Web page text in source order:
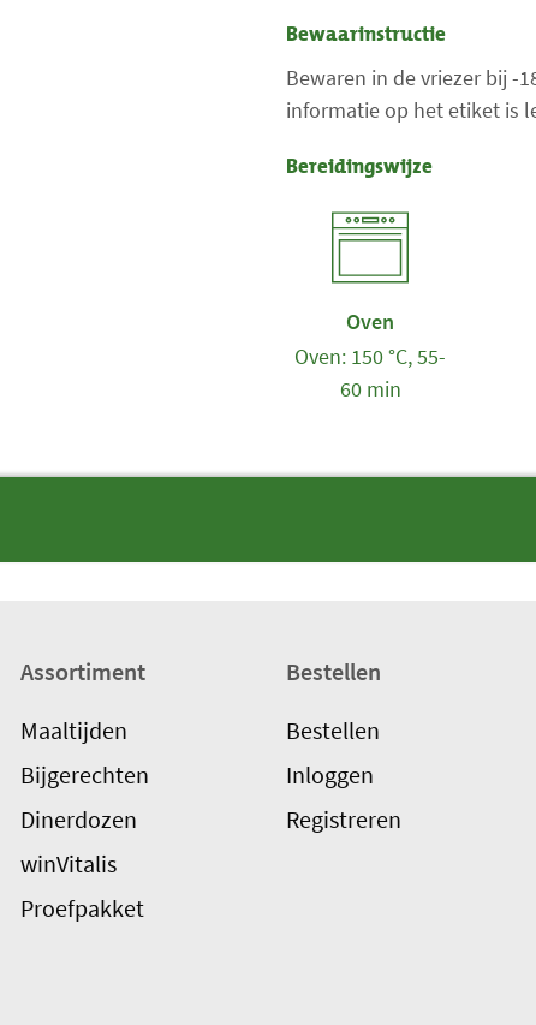
Bewaarinstructie
Bewaren in de vriezer bij -
informatie op het etiket is
Bereidingswijze
Oven
Oven: 150 °C, 55-
60 min
Assortiment
Maaltijden
Bijgerechten
Dinerdozen
winVitalis
Proefpakket
Bestellen
Bestellen
Inloggen
Registreren